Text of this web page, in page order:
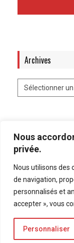
Nous
privée.
Nous utilisons des
de navigation,
personnalisés et
accepter », vous
Personnaliser
Archives
Mentions légales
Bluesky
LinkedIn
Twitter